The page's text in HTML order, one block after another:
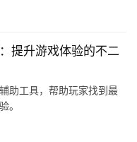
提升游戏体验的不二
助工具，帮助玩家找到最
。